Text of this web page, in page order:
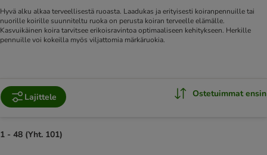
Hyvä alku alkaa terveellisestä ruoasta. Laadukas ja erityisesti koiranpennuille tai
nuorille koirille suunniteltu ruoka on perusta koiran terveelle elämälle.
Kasvuikäinen koira tarvitsee erikoisravintoa optimaaliseen kehitykseen. Herkille
pennuille voi kokeilla myös viljattomia märkäruokia.
Lajittele Ostetuimmat ensin
1 - 48 (Yht. 101)